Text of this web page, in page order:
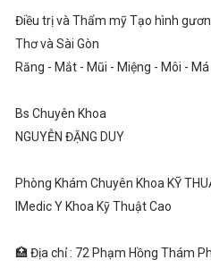
Điều trị và Thẩm mỹ Tạo hình
Thơ và Sài Gòn
Răng - Mắt - Mũi - Miệng - Môi -
Bs Chuyên Khoa
NGUYỄN ĐẶNG DUY
Phòng Khám Chuyên Khoa KỸ
IMedic Y Khoa Kỹ Thuật Cao
🏥 Địa chỉ : 72 Phạm Hồng Thám